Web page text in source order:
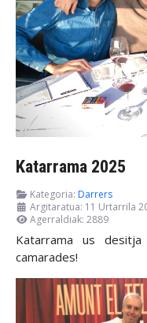
Katarrama 2025
Kategoria: Darrers
Argitaratua: 11 Urtarrila
Agerraldiak: 2889
Katarrama us
camarades!